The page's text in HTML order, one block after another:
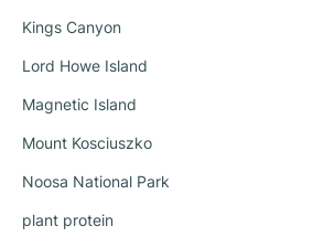
Kings Canyon
Lord Howe Island
Magnetic Island
Mount Kosciuszko
Noosa National Park
plant protein